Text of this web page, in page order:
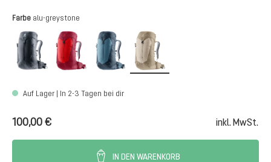
Farbeauswählen
alu-greystone
black cherry-masalaatlantic-ink
Auf Lager | In 2-3 Tagen bei dir
100,00 € inkl. MwSt.
IN DEN WARENKORB